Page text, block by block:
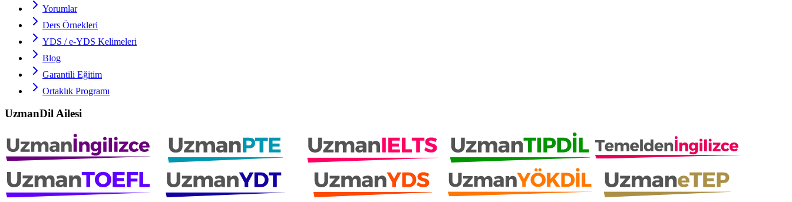
Yorumlar
Ders Örnekleri
YDS / e-YDS Kelimeleri
Blog
Garantili Eğitim
Ortaklık Programı
UzmanDil Ailesi